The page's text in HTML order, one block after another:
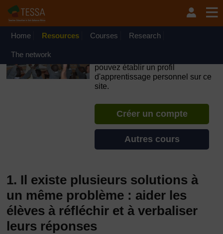
Passer au contenu principal
OpenLearn Create will be unavailable on Wednesday 12
August 2026 from 8am to 10.30am (GMT) due to routine
Home Resources Courses Research
The network
pouvez établir un profil
d'apprentissage personnel sur ce
site.
Créer un compte
Autres cours
1. Il existe plusieurs solutions à
un même problème : aider les
élèves à réfléchir et à verbaliser
leurs réponses